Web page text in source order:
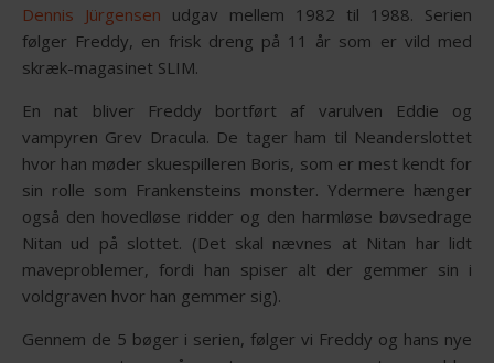
Dennis Jürgensen udgav mellem 1982 til 1988. Serien
følger Freddy, en frisk dreng på 11 år som er vild med
skræk-magasinet SLIM.
En nat bliver Freddy bortført af varulven Eddie og
vampyren Grev Dracula. De tager ham til Neanderslottet
hvor han møder skuespilleren Boris, som er mest kendt for
sin rolle som Frankensteins monster. Ydermere hænger
også den hovedløse ridder og den harmløse bøvsedrage
Nitan ud på slottet. (Det skal nævnes at Nitan har lidt
maveproblemer, fordi han spiser alt der gemmer sin i
voldgraven hvor han gemmer sig).
Gennem de 5 bøger i serien, følger vi Freddy og hans nye